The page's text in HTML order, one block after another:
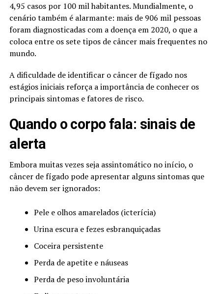
4,95 casos por 100 mil habitantes. Mundialmente, o
cenário também é alarmante: mais de 906 mil pessoas
foram diagnosticadas com a doença em 2020, o que a
coloca entre os sete tipos de câncer mais frequentes no
mundo.
A dificuldade de identificar o câncer de fígado nos
estágios iniciais reforça a importância de conhecer os
principais sintomas e fatores de risco.
Quando o corpo fala: sinais de
alerta
Embora muitas vezes seja assintomático no início, o
câncer de fígado pode apresentar alguns sintomas que
não devem ser ignorados:
Pele e olhos amarelados (icterícia)
Urina escura e fezes esbranquiçadas
Coceira persistente
Perda de apetite e náuseas
Perda de peso involuntária